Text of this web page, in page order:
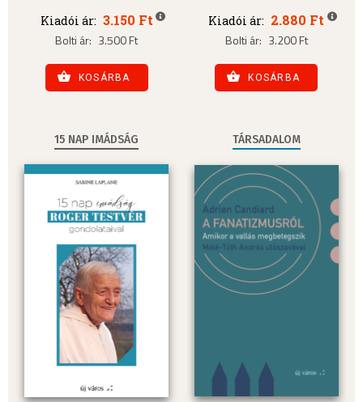
Kiadói ár: 3.150 Ft
Bolti ár: 3.500 Ft
KOSÁRBA
Kiadói ár: 2.880 Ft
Bolti ár: 3.200 Ft
KOSÁRBA
15 NAP IMÁDSÁG TÁRSADALOM